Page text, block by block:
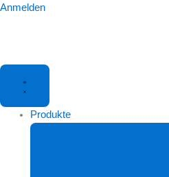
Anmelden
Produkte